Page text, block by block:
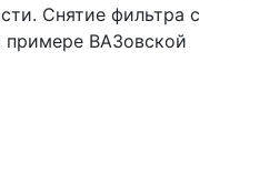
Снятие фильтра с
примере ВАЗовской